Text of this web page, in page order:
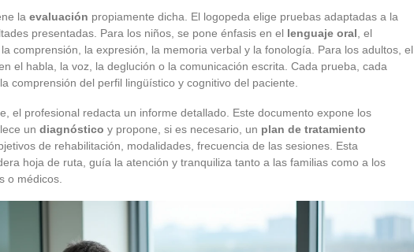
la evaluación propiamente dicha. El logopeda elige pruebas adaptadas a la
presentadas. Para los niños, se pone énfasis en el lenguaje oral , el
, la comprensión, la expresión, la memoria verbal y la fonología. Para los adultos, el
el habla, la voz, la deglución o la comunicación escrita. Cada prueba, cada
comprensión del perfil lingüístico y cognitivo del paciente.
el profesional redacta un informe detallado. Este documento expone los
un diagnóstico y propone, si es necesario, un plan de tratamiento
de rehabilitación, modalidades, frecuencia de las sesiones. Esta
hoja de ruta, guía la atención y tranquiliza tanto a las familias como a los
o médicos.